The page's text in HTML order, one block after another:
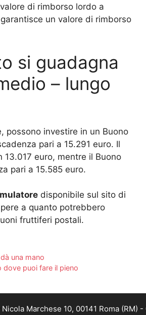
di rimborso lordo a
garantisce un valore di rimborso
si guadagna
– lungo
possono investire in un Buono
pari a 15.291 euro. Il
euro, mentre il Buono
pari a 15.585 euro.
disponibile sul sito di
a quanto potrebbero
fruttiferi postali.
una mano
dove puoi fare il pieno
Marchese 10, 00141 Roma (RM)